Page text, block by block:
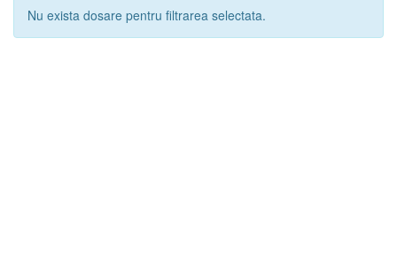
Nu exista dosare pentru filtrarea selectata.